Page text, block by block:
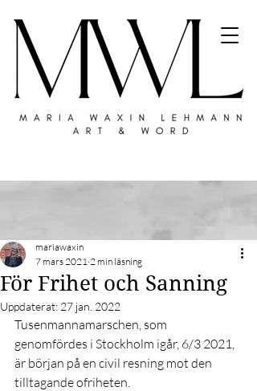
För Frihet och Sanning
mariawaxin
7 mars 2021 2 min läsning
Uppdaterat: 27 jan. 2022
Tusenmannamarschen, som
genomfördes i Stockholm igår, 6/3 2021,
är början på en civil resning mot den
tilltagande ofriheten.